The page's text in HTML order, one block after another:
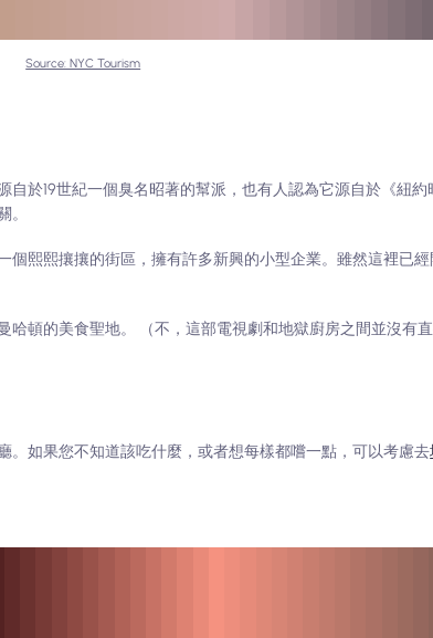
Source: NYC Tourism
於19世紀一個臭名昭著的幫派，也有人認為它源自於《紐
熙熙攘攘的街區，擁有許多新興的小型企業。雖然這裡已
頓的美食聖地。 （不，這部電視劇和地獄廚房之間並沒有直
如果您不知道該吃什麼，或者想每樣都嚐一點，可以考慮去